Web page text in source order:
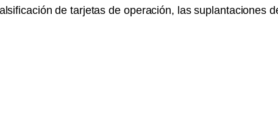
de tarjetas de operación, las suplantaciones